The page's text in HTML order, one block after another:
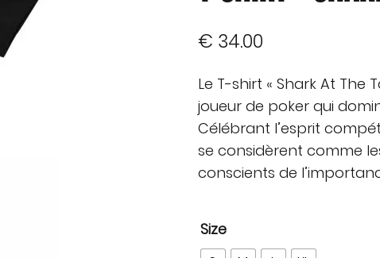
€ 34.00
Le T-shirt « Shark At The
joueur de poker qui
Célébrant l’esprit
se considèrent comme
conscients de
Size